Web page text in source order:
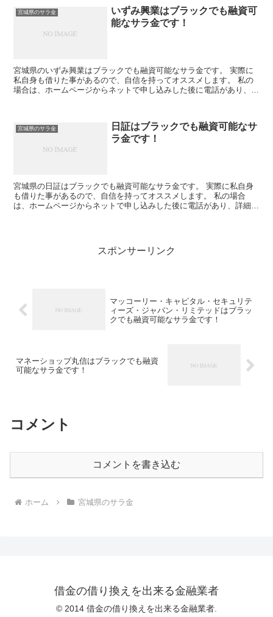
宮城県のサラ金
いずみ興業はブラックでも融資可
能なサラ金です！
宮城県のいずみ興業はブラックでも融資可能なサラ金です。 実際に
私自身も借りた事があるので、自信を持ってオススメします。 私の
場合は、ホームページからネットで申し込みした後に電話があり、詳
宮城県のサラ金
日証はブラックでも融資可能なサ
ラ金です！
宮城県の日証はブラックでも融資可能なサラ金です。 実際に私自身
も借りた事があるので、自信を持ってオススメします。 私の場合
は、ホームページからネットで申し込みした後に電話があり、詳細を
スポンサーリンク
マッコーリー・キャピタル・セキュリテ
ィーズ・ジャパン・リミテッドはブラッ
クでも融資可能なサラ金です！
マネーショップ丸信はブラックでも融資
可能なサラ金です！
コメント
コメントを書き込む
ホーム 宮城県のサラ金
借金の借り換えを出来る金融業者
© 2014 借金の借り換えを出来る金融業者.